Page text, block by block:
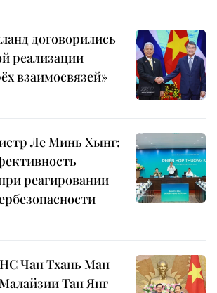
договорились
реализации
взаимосвязей»
Ле Минь Хынг:
реагировании
Чан Тхань Ман
Тан Янг